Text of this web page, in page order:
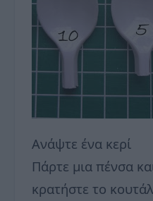
Ανάψτε ένα κερί
Πάρτε μια πένσα
κρατήστε το